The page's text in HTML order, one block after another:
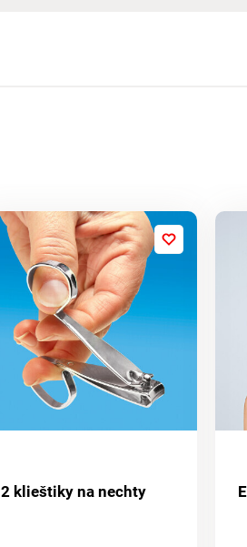
2 klieštiky na nechty